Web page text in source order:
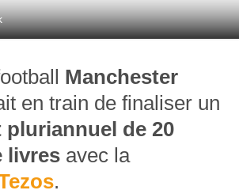
Manchester
en train de finaliser un
pluriannuel de 20
livres avec la
.